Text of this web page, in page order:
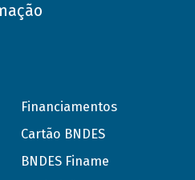
Financiamentos
Cartão BNDES
BNDES Finame